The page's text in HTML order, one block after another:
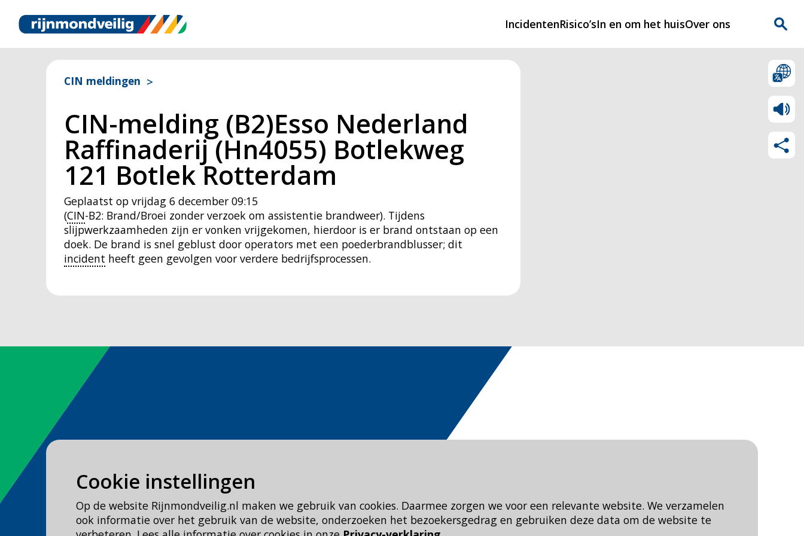
Cookie instellingen
Op de website Rijnmondveilig.nl maken we gebruik van cookies. Daarmee zorgen we voor een relevante website. We verzamelen
ook informatie over het gebruik van de website, onderzoeken het bezoekersgedrag en gebruiken deze data om de website te
Incidenten
Overzicht incidenten
CIN-meldingen
Risico’sIn en om het huisOver ons
CIN meldingen
CIN-melding (B2)Esso Nederland
Raffinaderij (Hn4055) Botlekweg
121 Botlek Rotterdam
Geplaatst op vrijdag 6 december 09:15
(CIN-B2: Brand/Broei zonder verzoek om assistentie brandweer). Tijdens
slijpwerkzaamheden zijn er vonken vrijgekomen, hierdoor is er brand ontstaan op een
doek. De brand is snel geblust door operators met een poederbrandblusser; dit
incident heeft geen gevolgen voor verdere bedrijfsprocessen.
112
Geen spoed, wel brandweer?
0900 0904